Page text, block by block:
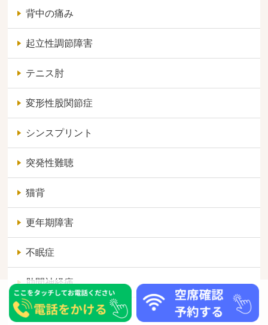
背中の痛み
起立性調節障害
テニス肘
変形性股関節症
シンスプリント
突発性難聴
猫背
更年期障害
不眠症
肋間神経痛
胸郭出口症候群